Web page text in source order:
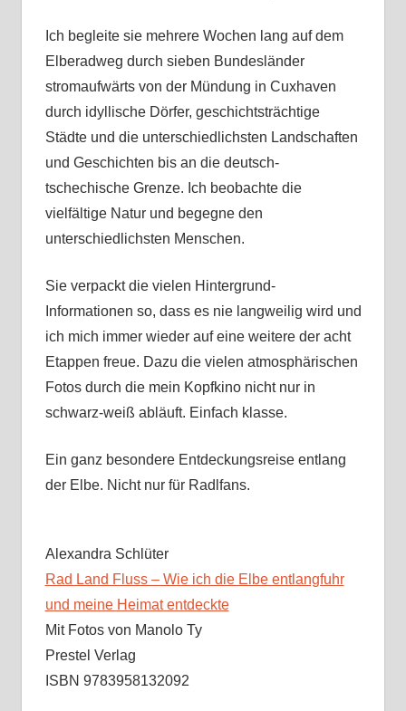
Ich begleite sie mehrere Wochen lang auf dem
Elberadweg durch sieben Bundesländer
stromaufwärts von der Mündung in Cuxhaven
durch idyllische Dörfer, geschichtsträchtige
Städte und die unterschiedlichsten Landschaften
und Geschichten bis an die deutsch-
tschechische Grenze. Ich beobachte die
vielfältige Natur und begegne den
unterschiedlichsten Menschen.
Sie verpackt die vielen Hintergrund-
Informationen so, dass es nie langweilig wird und
ich mich immer wieder auf eine weitere der acht
Etappen freue. Dazu die vielen atmosphärischen
Fotos durch die mein Kopfkino nicht nur in
schwarz-weiß abläuft. Einfach klasse.
Ein ganz besondere Entdeckungsreise entlang
der Elbe. Nicht nur für Radlfans.
Alexandra Schlüter
Rad Land Fluss – Wie ich die Elbe entlangfuhr
und meine Heimat entdeckte
Mit Fotos von Manolo Ty
Prestel Verlag
ISBN 9783958132092